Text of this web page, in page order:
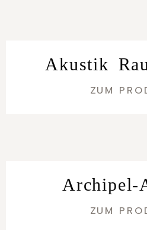
Akustik
ZUM
Archipel-
ZUM